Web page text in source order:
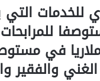
للخدمات
والفقير